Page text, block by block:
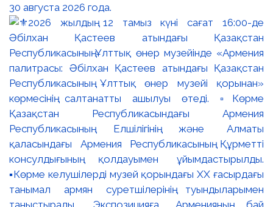
30 августа 2026 года.